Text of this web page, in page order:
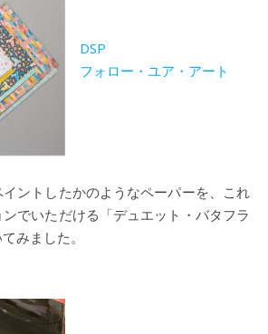
DSP
フォロー・ユア・アート
ントしたかのようなペーパーを、これ
でいただける「デュエット・バタフラ
みました。